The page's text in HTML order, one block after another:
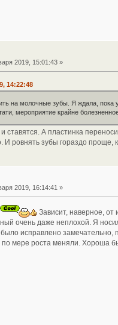
2019, 15:01:43 »
14:22:48
на молочные зубы. Я ждала, пока
мероприятие крайне
ставятся. А пластинка
И ровнять зубы гораздо
2019, 16:14:41 »
Зависит, наверное,
очень даже неплохой. Я
исправлено
мере роста меняли. Хороша